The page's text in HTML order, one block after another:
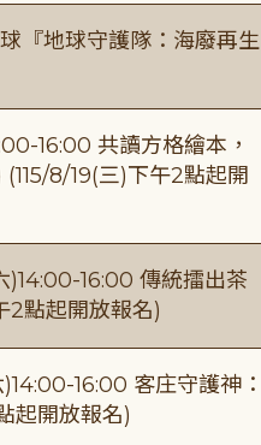
『地球守護隊：海廢再生
16:00 共讀方格繪本，
8/19(三)下午2點起開
)14:00-16:00 傳統擂出茶
2點起開放報名)
16:00 客庄守護神：
起開放報名)